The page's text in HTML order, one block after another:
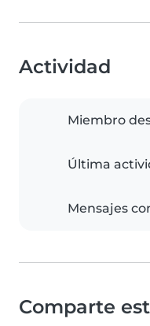
Actividad
Miembro
Última
Mensajes
Comparte